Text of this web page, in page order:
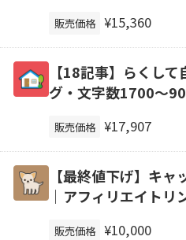
販売価格 ¥15,360
【18記事】らくし
グ・文字数1700～
販売価格 ¥17,907
【最終値下げ】キ
｜アフィリエイトリ
販売価格 ¥10,000